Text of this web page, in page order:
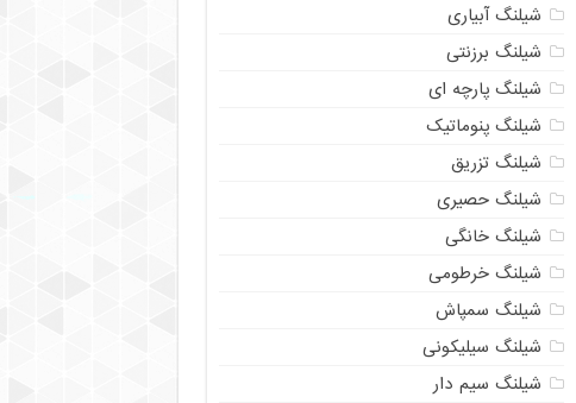
شیلنگ آبیاری
شیلنگ برزنتی
شیلنگ پارچه ای
شیلنگ پنوماتیک
شیلنگ تزریق
شیلنگ حصیری
شیلنگ خانگی
شیلنگ خرطومی
شیلنگ سمپاش
شیلنگ سیلیکونی
شیلنگ سیم دار